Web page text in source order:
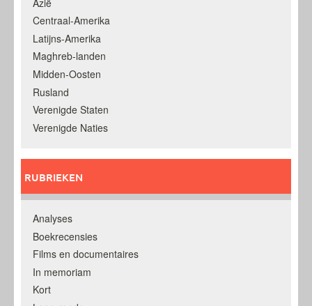
Centraal-Amerika
Latijns-Amerika
Maghreb-landen
Midden-Oosten
Rusland
Verenigde Staten
Verenigde Naties
RUBRIEKEN
Analyses
Boekrecensies
Films en documentaires
In memoriam
Kort